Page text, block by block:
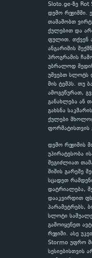
Sloto.ge-ზე Rot
დემო რეჟიმში.
თამაშობთ
ქულებით და
ფულით. თქვენ
ანგარიშის
პროგრამის
უბრალოდ
უშვებთ სლოტს
მის ტემპს. თუ
ამოგეწურათ,
განახლება ან
გახსნა
ქულები
ფორმატისთვის
დემო რეჟიმის
უპირატესობა
შეგიძლიათ
შიშის გარეშე
სცადეთ
დატრიალება,
დააკვირდით
პარამეტრებს,
სლოტი
გამოიყენეთ
რეჟიმი. ასე
Stormo უფრო
სესიებისთვის